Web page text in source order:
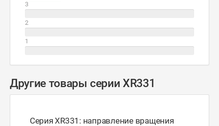
3
2
1
Другие товары серии XR331
Серия XR331: направление вращения